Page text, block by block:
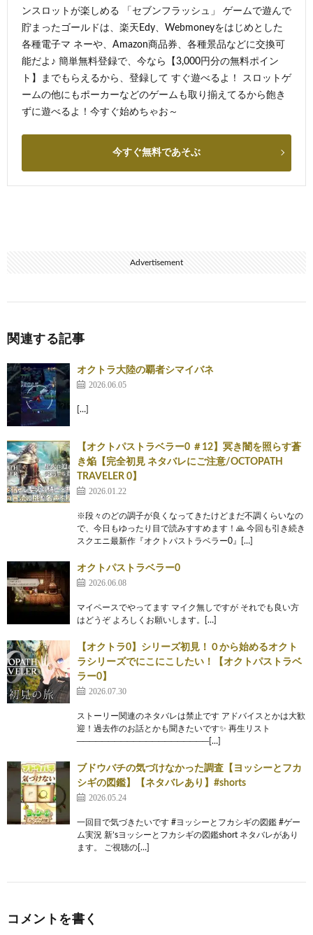
ンスロットが楽しめる 「セブンフラッシュ」 ゲームで遊んで
貯まったゴールドは、楽天Edy、Webmoneyをはじめとした
各種電子マ ネーや、Amazon商品券、各種景品などに交換可
能だよ♪ 簡単無料登録で、今なら【3,000円分の無料ポイン
ト】までもらえるから、登録して すぐ遊べるよ！ スロットゲ
ームの他にもポーカーなどのゲームも取り揃えてるから飽き
ずに遊べるよ！今すぐ始めちゃお～
今すぐ無料であそぶ
Advertisement
関連する記事
オクトラ大陸の覇者シマイバネ
2026.06.05
[…]
【オクトパストラベラー0 ＃12】冥き闇を照らす蒼
き焔【完全初見 ネタバレにご注意/OCTOPATH
TRAVELER 0】
2026.01.22
※段々のどの調子が良くなってきたけどまだ不調くらいなの
で、今日もゆったり目で読みすすめます！🙏 今回も引き続き
スクエニ最新作『オクトパストラベラー0』[…]
オクトパストラベラー0
2026.06.08
マイペースでやってます マイク無しですが それでも良い方
はどうぞ よろしくお願いします。[…]
【オクトラ0】シリーズ初見！０から始めるオクト
ラシリーズでにこにこしたい！【オクトパストラベ
ラー0】
2026.07.30
ストーリー関連のネタバレは禁止です アドバイスとかは大歓
迎！過去作のお話とかも聞きたいです✨️ 再生リスト
─────────────────────[…]
ブドウバチの気づけなかった調査【ヨッシーとフカ
シギの図鑑】【ネタバレあり】#shorts
2026.05.24
一回目で気づきたいです #ヨッシーとフカシギの図鑑 #ゲー
ム実況 新’sヨッシーとフカシギの図鑑short ネタバレがあり
ます。 ご視聴の[…]
コメントを書く